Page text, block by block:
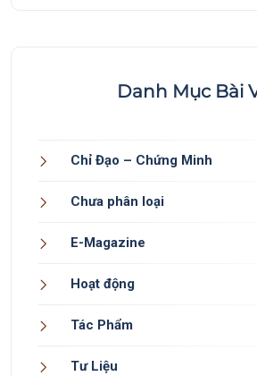
Danh Mục Bài
Chỉ Đạo – Chứng Minh
Chưa phân loại
E-Magazine
Hoạt động
Tác Phẩm
Tư Liệu